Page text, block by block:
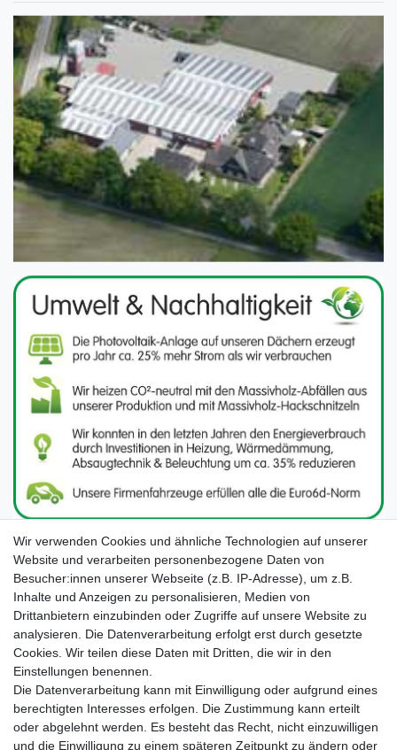
Unsere Seiten im Social Media:
Wir verwenden Cookies und ähnliche Technologien auf unserer
Website und verarbeiten personenbezogene Daten von
Besucher:innen unserer Webseite (z.B. IP-Adresse), um z.B.
Inhalte und Anzeigen zu personalisieren, Medien von
Drittanbietern einzubinden oder Zugriffe auf unsere Website zu
analysieren. Die Datenverarbeitung erfolgt erst durch gesetzte
Cookies. Wir teilen diese Daten mit Dritten, die wir in den
Einstellungen benennen.
Die Datenverarbeitung kann mit Einwilligung oder aufgrund eines
berechtigten Interesses erfolgen. Die Zustimmung kann erteilt
oder abgelehnt werden. Es besteht das Recht, nicht einzuwilligen
und die Einwilligung zu einem späteren Zeitpunkt zu ändern oder